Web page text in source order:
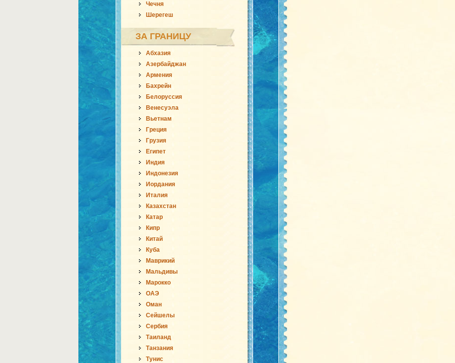
Чечня
Шерегеш
ЗА ГРАНИЦУ
Абхазия
Азербайджан
Армения
Бахрейн
Белоруссия
Венесуэла
Вьетнам
Греция
Грузия
Египет
Индия
Индонезия
Иордания
Италия
Казахстан
Катар
Кипр
Китай
Куба
Маврикий
Мальдивы
Марокко
ОАЭ
Оман
Сейшелы
Сербия
Таиланд
Танзания
Тунис